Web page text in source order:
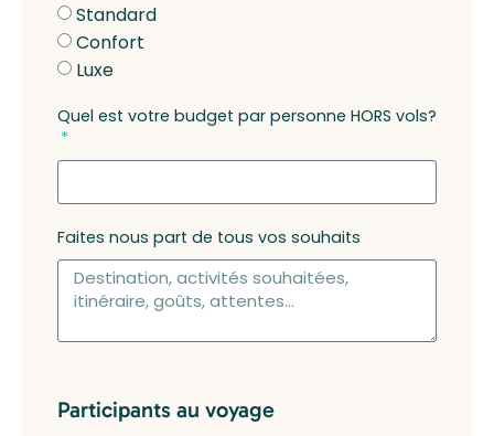
Standard
Confort
Luxe
Quel est votre budget par personne HORS vols?
Faites nous part de tous vos souhaits
Participants au voyage